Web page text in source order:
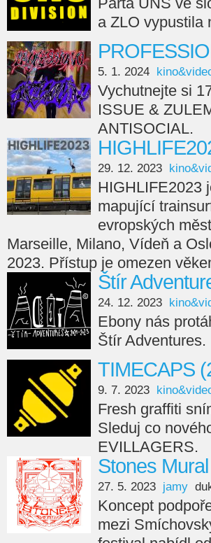
a ZLO vypustila
5. 1. 2024
Vychutnejte si
ISSUE &
ANTISOCIAL.
29. 12. 2023
HIGHLIFE2023
mapující
evropských
Marseille, Milano, Vídeň a
2023. Přístup je omezen
Štír
24. 12. 2023
Ebony nás
Štír Adventures.
TIMECAPS
9. 7. 2023
Fresh graffiti
Sleduj co
EVILLAGERS.
Stones
27. 5. 2023 jamy
Koncept
mezi